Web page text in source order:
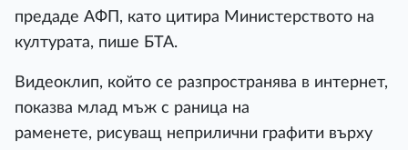
предаде АФП, като цитира Министерството на
културата, пише БТА.
Видеоклип, който се разпространява в интернет,
показва млад мъж с раница на
раменете, рисуващ неприлични графити върху